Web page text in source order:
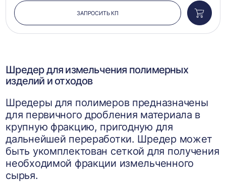
ЗАПРОСИТЬ КП
в
Шредер для измельчения полимерных
изделий и отходов
Шредеры для полимеров предназначены
для первичного дробления материала в
крупную фракцию, пригодную для
дальнейшей переработки. Шредер может
быть укомплектован сеткой для получения
необходимой фракции измельченного
сырья.